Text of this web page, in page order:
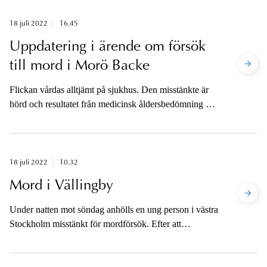
18 juli 2022 16.45
Uppdatering i ärende om försök
till mord i Morö Backe
Flickan vårdas alltjämt på sjukhus. Den misstänkte är
hörd och resultatet från medicinsk åldersbedömning är
för medierna.
18 juli 2022 10.32
Mord i Vällingby
Under natten mot söndag anhölls en ung person i västra
Stockholm misstänkt för mordförsök. Efter att
brottsrubriceringen ändrad till mord. Åklagaren är inte